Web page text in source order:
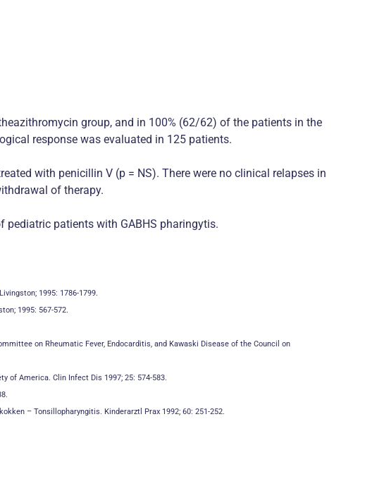
group, and in 100% (62/62) of the patients in the
response was evaluated in 125 patients.
with penicillin V (p = NS). There were no clinical relapses in
of therapy.
patients with GABHS pharingytis.
1995: 1786-1799.
1995: 567-572.
on Rheumatic Fever, Endocarditis, and Kawaski Disease of the Council on
of America. Clin Infect Dis 1997; 25: 574-583.
– Tonsillopharyngitis. Kinderarztl Prax 1992; 60: 251-252.